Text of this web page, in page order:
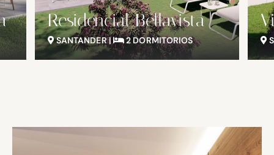
Residencial Bellavista
SANTANDER | 2 DORMITORIOS